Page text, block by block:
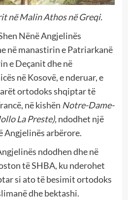
në Malin Athos në Greqi.
Nënë Angjelinës
në manastirin e Patriarkanë
e Deçanit dhe në
në Kosovë, e nderuar, e
ortodoks shqiptar të
në kishën Notre-Dame-
La Preste),ndodhet një
Angjelinës arbërore.
ndodhen dhe në
të SHBA, ku nderohet
si ato të besimit ortodoks
dhe bektashi.